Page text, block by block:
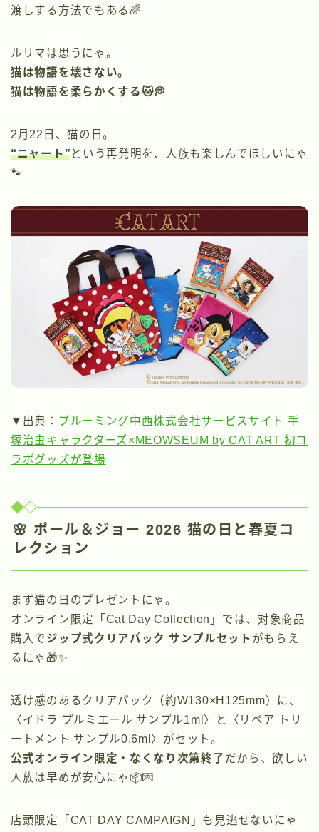
渡しする方法でもある🌈
ルリマは思うにゃ。
猫は物語を壊さない。
猫は物語を柔らかくする🐱💭
2月22日、猫の日。
“ニャート”という再発明を、人族も楽しんでほしいにゃ
🐾
▼出典： ブルーミング中西株式会社サービスサイト 手
塚治虫キャラクターズ×MEOWSEUM by CAT ART 初コ
ラボグッズが登場
🌸 ポール＆ジョー 2026 猫の日と春夏コ
レクション
まず猫の日のプレゼントにゃ。
オンライン限定「Cat Day Collection」では、対象商品
購入で ジップ式クリアパック サンプルセット がもらえ
るにゃ🎁✨
透け感のあるクリアパック（約W130×H125mm）に、
〈イドラ プルミエール サンプル1ml〉と〈リペア トリ
ートメント サンプル0.6ml〉がセット。
公式オンライン限定・なくなり次第終了 だから、欲しい
人族は早めが安心にゃ📦💌
店頭限定「CAT DAY CAMPAIGN」も見逃せないにゃ